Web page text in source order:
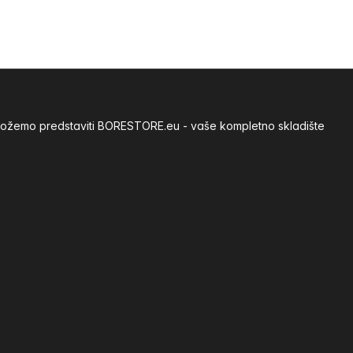
predstaviti BORESTORE.eu - vaše kompletno skladište